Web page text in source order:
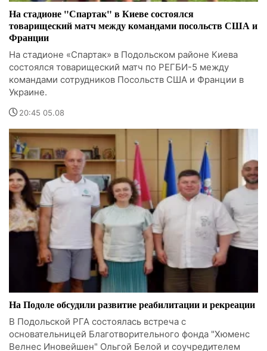
На стадионе "Спартак" в Киеве состоялся
товарищеский матч между командами посольств США и
Франции
На стадионе «Спартак» в Подольском районе Киева
состоялся товарищеский матч по РЕГБИ-5 между
командами сотрудников Посольств США и Франции в
Украине.
20:45 05.08
На Подоле обсудили развитие реабилитации и рекреации
В Подольской РГА состоялась встреча с
основательницей Благотворительного фонда "Хюменс
Велнес Иновейшен" Ольгой Белой и соучредителем